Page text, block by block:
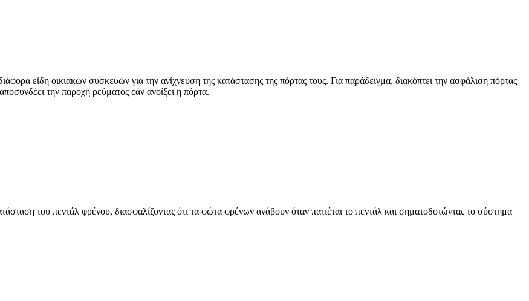
είδη οικιακών συσκευών για την ανίχνευση της κατάστασης της πόρτας τους. Για παράδειγμα, διακόπτει την ασφάλιση πόρτας
την παροχή ρεύματος εάν ανοίξει η πόρτα.
του πεντάλ φρένου, διασφαλίζοντας ότι τα φώτα φρένων ανάβουν όταν πατιέται το πεντάλ και σηματοδοτώντας το σύστημα